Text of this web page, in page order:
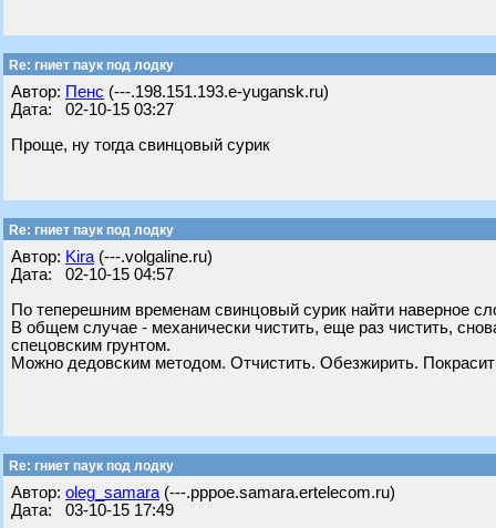
Re: гниет паук под лодку
Автор: Пенс (---.198.151.193.e-yugansk.ru)
Дата: 02-10-15 03:27
Проще, ну тогда свинцовый сурик
Re: гниет паук под лодку
Автор: Kira (---.volgaline.ru)
Дата: 02-10-15 04:57
По теперешним временам свинцовый сурик найти наверное
В общем случае - механически чистить, еще раз чистить,
спецовским грунтом.
Можно дедовским методом. Отчистить. Обезжирить.
Re: гниет паук под лодку
Автор: oleg_samara (---.pppoe.samara.ertelecom.ru)
Дата: 03-10-15 17:49